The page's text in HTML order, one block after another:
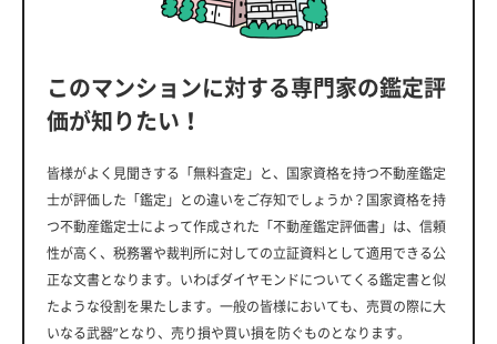
このマンションに対する専門家の鑑定評
価が知りたい！
皆様がよく見聞きする「無料査定」と、国家資格を持つ不動産鑑定
士が評価した「鑑定」との違いをご存知でしょうか？国家資格を持
つ不動産鑑定士によって作成された「不動産鑑定評価書」は、信頼
性が高く、税務署や裁判所に対しての立証資料として適用できる公
正な文書となります。いわばダイヤモンドについてくる鑑定書と似
たような役割を果たします。一般の皆様においても、売買の際に大
いなる武器”となり、売り損や買い損を防ぐものとなります。